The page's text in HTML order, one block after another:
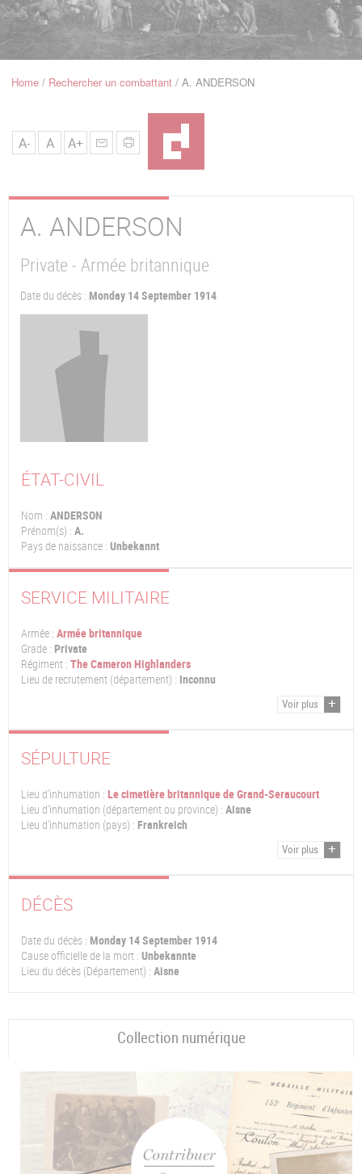
Navigation
Breadcrumb
Home Rechercher un combattant A. ANDERSON
A- A A+
A. ANDERSON
Private - Armée britannique
Date du décès : Monday 14 September 1914
ÉTAT-CIVIL
Nom : ANDERSON
Prénom(s) : A.
Pays de naissance : Unbekannt
SERVICE MILITAIRE
Armée : Armée britannique
Grade : Private
Régiment : The Cameron Highlanders
Lieu de recrutement (département) : Inconnu
Voir plus
SÉPULTURE
Lieu d'inhumation : Le cimetière britannique de Grand-Seraucourt
Lieu d'inhumation (département ou province) : Aisne
Lieu d'inhumation (pays) : Frankreich
Voir plus
DÉCÈS
Date du décès : Monday 14 September 1914
Cause officielle de la mort : Unbekannte
Lieu du décès (Département) : Aisne
Collection numérique